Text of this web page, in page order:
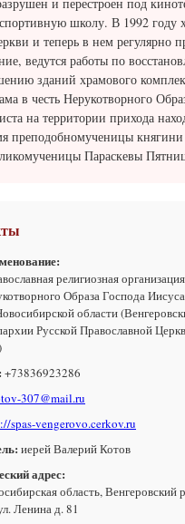
и перестроен под
школу. В 1992 году
и теперь в нем регулярно
ведутся работы по
зданий храмового
в честь Нерукотворного
на территории прихода
преподобномученицы
Параскевы
религиозная
Образа Господа
области
Русской Православной
+73836923286
307@mail.ru
spas-vengerovo.cerkov.ru
иерей Валерий Котов
адрес:
область, Венгеровский
Ленина д. 81